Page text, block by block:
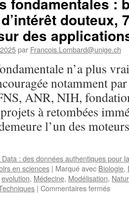
douteux,
des
par Francois.Lombard@unige.ch
n’a plus
notamment
ANR, NIH,
à retombées
l’un des
: des données authentiques pour
en sciences | Marqué avec Biologie,
evolution, Médecine, Modélisation,
| Commentaires ferméssur